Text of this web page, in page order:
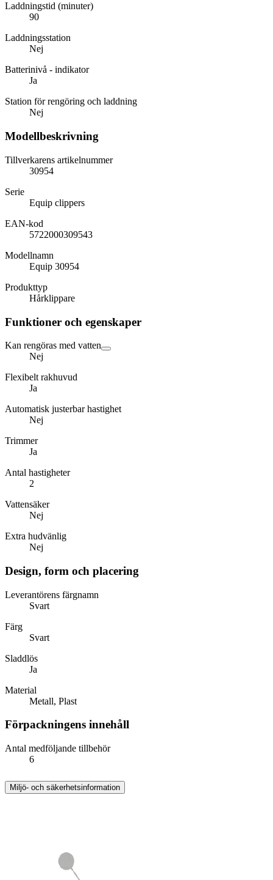
Laddningstid (minuter)
90
Laddningsstation
Nej
Batterinivå - indikator
Ja
Station för rengöring och laddning
Nej
Modellbeskrivning
Tillverkarens artikelnummer
30954
Serie
Equip clippers
EAN-kod
5722000309543
Modellnamn
Equip 30954
Produkttyp
Hårklippare
Funktioner och egenskaper
Kan rengöras med vatten
Nej
Flexibelt rakhuvud
Ja
Automatisk justerbar hastighet
Nej
Trimmer
Ja
Antal hastigheter
2
Vattensäker
Nej
Extra hudvänlig
Nej
Design, form och placering
Leverantörens färgnamn
Svart
Färg
Svart
Sladdlös
Ja
Material
Metall, Plast
Förpackningens innehåll
Antal medföljande tillbehör
6
Miljö- och säkerhetsinformation